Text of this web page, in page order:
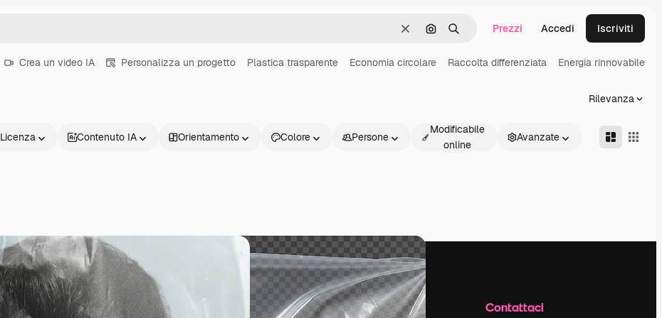
CancellaCerca per immagine
Ricerca Prezzi Accedi Iscriviti
Crea un video IA Personalizza un progetto Plastica trasparente Economia circolare Raccolta differenziata Energia rinnovabile
Rilevanza
Licenza Contenuto IA Orientamento Colore Persone
Modificabile
online
Avanzate
Prodotti Inizia Azienda Contattaci